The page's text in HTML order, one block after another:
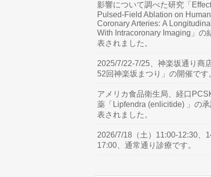
影響について調べた研究「
Pulsed-Field Ablation on Human
Coronary Arteries: A
With Intracoronary Imaging」の
表されました。
2025/7/22-7/25、神楽坂通り商
52回神楽坂まつり」の開催です
アメリカ食品衛生局、経口
薬「Lipfendra (enlicitide) 」の
表されました。
2026/7/18（土）11:00-12:30、
17:00、通常通り診療です。